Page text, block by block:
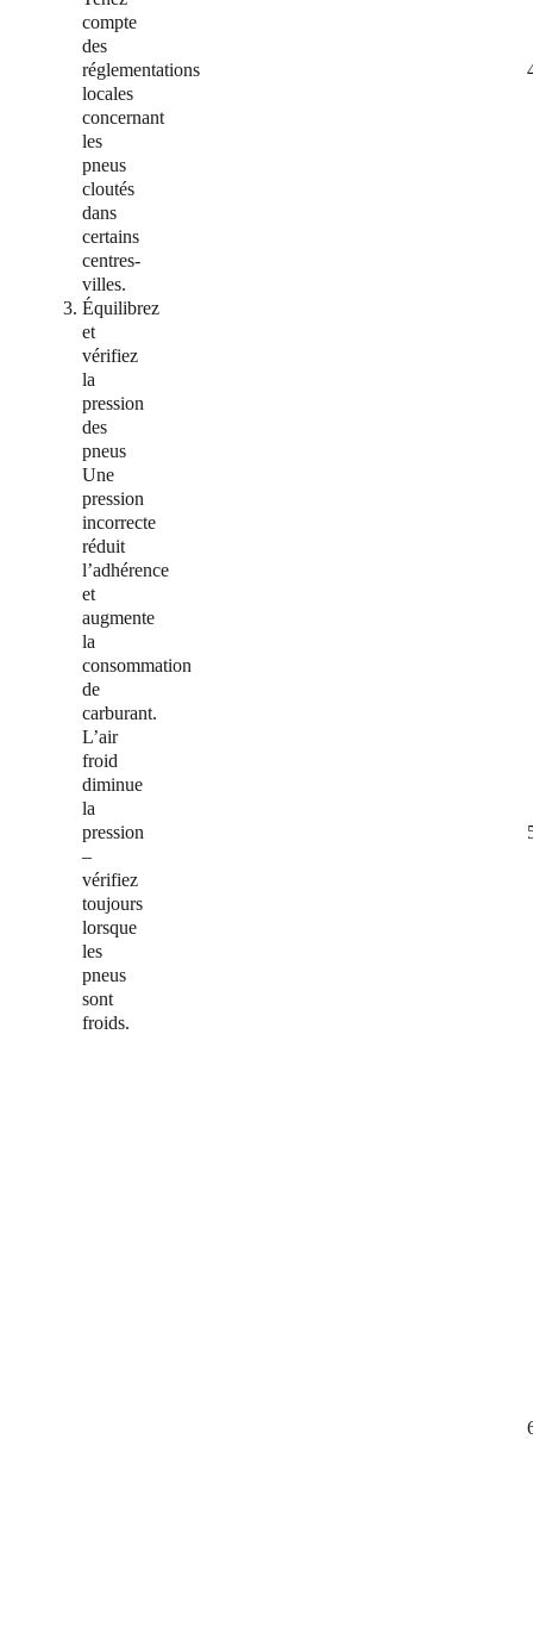
compte
des
réglementations
locales
concernant
les
pneus
cloutés
dans
certains
centres-
villes.
Équilibrez
et
vérifiez
la
pression
des
pneus
Une
pression
incorrecte
réduit
l’adhérence
et
augmente
la
consommation
de
carburant.
L’air
froid
diminue
la
pression
–
vérifiez
toujours
lorsque
les
pneus
sont
froids.